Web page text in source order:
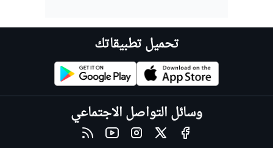
تحميل تطبيقاتك
وسائل التواصل الاجتماعي